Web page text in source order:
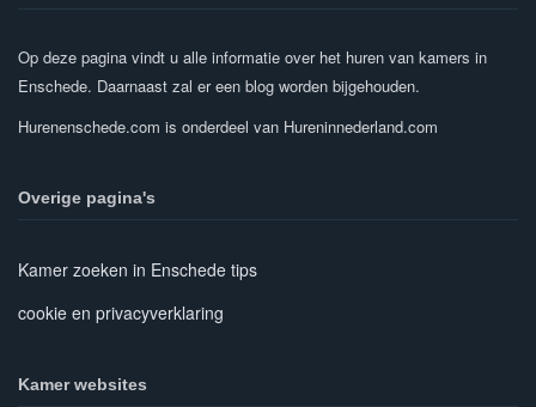
Op deze pagina vindt u alle informatie over het huren van kamers in
Enschede. Daarnaast zal er een blog worden bijgehouden.
Hurenenschede.com is onderdeel van Hureninnederland.com
Overige pagina's
Kamer zoeken in Enschede tips
cookie en privacyverklaring
Kamer websites